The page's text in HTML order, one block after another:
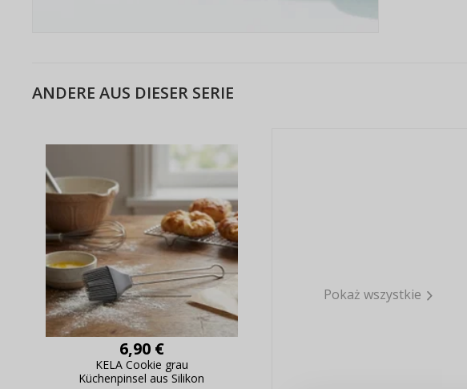
ANDERE AUS DIESER SERIE
6,90 €
KELA Cookie grau
Küchenpinsel aus Silikon
Pokaż wszystkie